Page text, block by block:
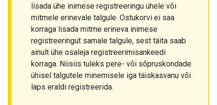
lisada ühe inimese registreeringu ühele või
mitmele erinevale talgule. Ostukorvi ei saa
korraga lisada mitme erineva inimese
registreeringut samale talgule, sest täita saab
ainult ühe osaleja registreerimisankeedi
korraga. Niisiis tuleks pere- või sõpruskondade
ühisel talgutele minemisele iga täiskasvanu või
laps eraldi registreerida.